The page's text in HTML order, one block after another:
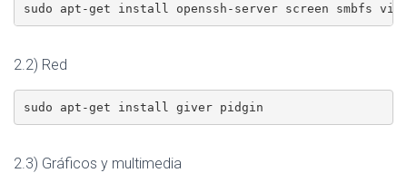
sudo apt-get install openssh-server screen smbfs
2.2) Red
sudo apt-get install giver pidgin
2.3) Gráficos y multimedia